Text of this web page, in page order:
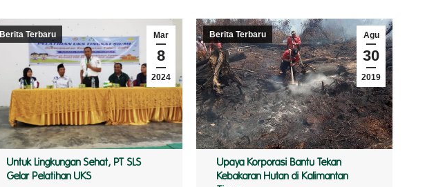
Mar
8
2024
Berita Terbaru
Untuk Lingkungan Sehat, PT SLS
Gelar Pelatihan UKS
Agu
30
2019
Berita Terbaru
Upaya Korporasi Bantu Tekan
Kebakaran Hutan di Kalimantan